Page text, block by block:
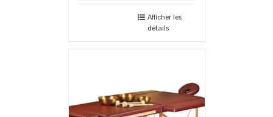
82.00€
à
Afficher les
détails